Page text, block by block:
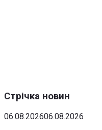
Стрічка новин
06.08.202606.08.2026